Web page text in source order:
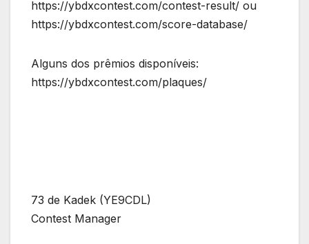
https://ybdxcontest.com/contest-result/ ou
https://ybdxcontest.com/score-database/
Alguns dos prêmios disponíveis:
https://ybdxcontest.com/plaques/
73 de Kadek (YE9CDL)
Contest Manager